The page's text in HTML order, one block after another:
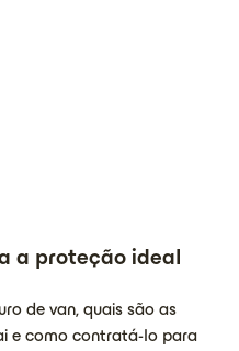
a proteção ideal
de van, quais são as
e como contratá-lo para